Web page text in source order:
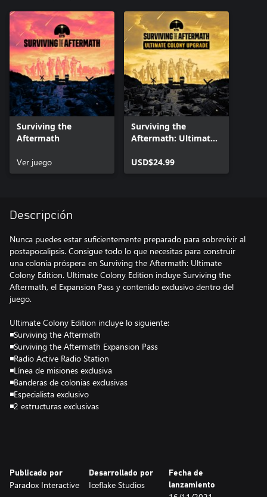
Surviving the
Aftermath
Ver juego
Surviving the
Aftermath: Ultimate
USD$24.99
Descripción
Nunca puedes estar suficientemente preparado para sobrevivir al
postapocalipsis. Consigue todo lo que necesitas para construir
una colonia próspera en Surviving the Aftermath: Ultimate
Colony Edition. Ultimate Colony Edition incluye Surviving the
Aftermath, el Expansion Pass y contenido exclusivo dentro del
juego.
Ultimate Colony Edition incluye lo siguiente:
◾Surviving the Aftermath
◾Surviving the Aftermath Expansion Pass
◾Radio Active Radio Station
◾Línea de misiones exclusiva
◾Banderas de colonias exclusivas
◾Especialista exclusivo
◾2 estructuras exclusivas
Publicado por
Paradox Interactive
Desarrollado por
Iceflake Studios
Fecha de
lanzamiento